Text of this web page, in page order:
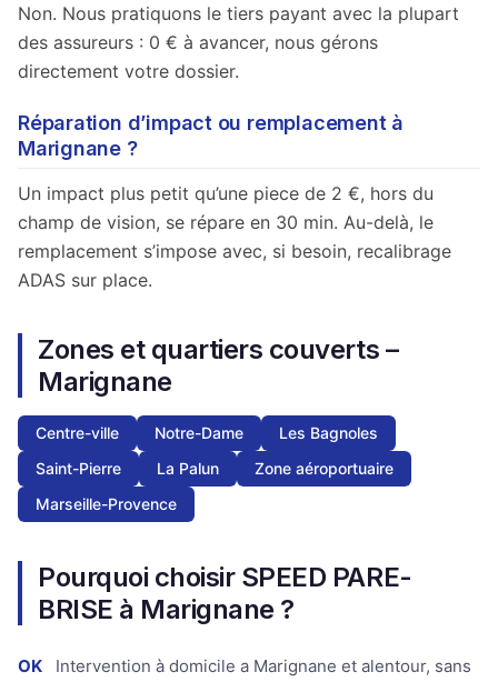
Non. Nous pratiquons le tiers payant avec la plupart
des assureurs : 0 € à avancer, nous gérons
directement votre dossier.
Réparation d’impact ou remplacement à
Marignane ?
Un impact plus petit qu’une piece de 2 €, hors du
champ de vision, se répare en 30 min. Au-delà, le
remplacement s’impose avec, si besoin, recalibrage
ADAS sur place.
Zones et quartiers couverts –
Marignane
Centre-ville Notre-Dame
Les Bagnoles
Saint-Pierre
La Palun
Zone aéroportuaire
Marseille-Provence
Pourquoi choisir SPEED PARE-
BRISE à Marignane ?
OK
Intervention à domicile a Marignane et alentour, sans